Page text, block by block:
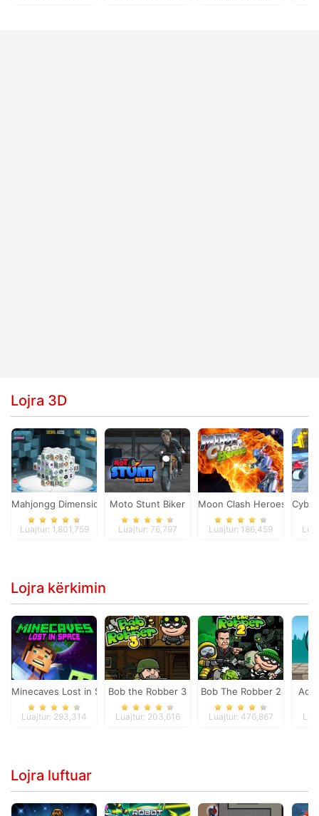
Lojra 3D
Mahjongg Dimensions
Luajtur: 1,801,759
Moto Stunt Biker
Luajtur: 76,797
Moon Clash Heroes
Luajtur: 186,459
Lojra kërkimin
Minecaves Lost in Space
Luajtur: 293,314
Bob the Robber 3
Luajtur: 203,616
Bob The Robber 2
Luajtur: 476,867
Lojra luftuar